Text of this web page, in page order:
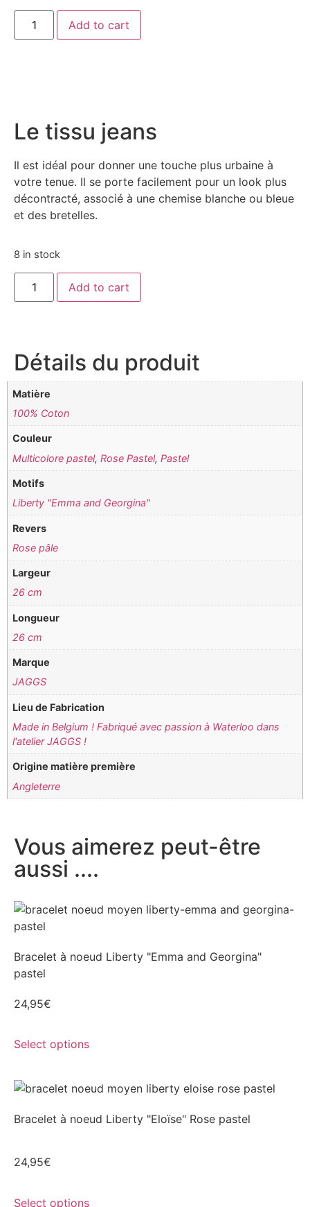
Add to cart
Le tissu jeans
Il est idéal pour donner une touche plus urbaine à
votre tenue. Il se porte facilement pour un look plus
décontracté, associé à une chemise blanche ou bleue
et des bretelles.
8 in stock
Add to cart
Détails du produit
Matière
100% Coton
Couleur
Multicolore pastel,Rose Pastel,Pastel
Motifs
Liberty "Emma and Georgina"
Revers
Rose pâle
Largeur
26 cm
Longueur
26 cm
Marque
JAGGS
Lieu de Fabrication
Made in Belgium ! Fabriqué avec passion à Waterloo dans
l'atelier JAGGS !
Origine matière première
Angleterre
Vous aimerez peut-être
aussi ....
Bracelet à noeud Liberty "Emma and Georgina"
pastel
24,95€
Select options
Bracelet à noeud Liberty "Eloïse" Rose pastel
24,95€
Select options